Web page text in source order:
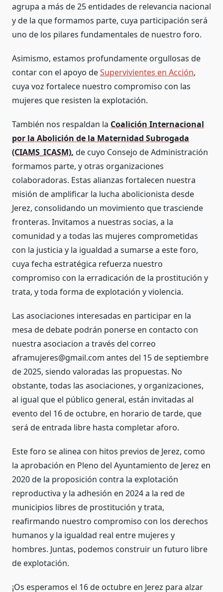
agrupa a más de 25 entidades de relevancia nacional
y de la que formamos parte, cuya participación será
uno de los pilares fundamentales de nuestro foro.
Asimismo, estamos profundamente orgullosas de
contar con el apoyo deSupervivientes en Acción,
cuya voz fortalece nuestro compromiso con las
mujeres que resisten la explotación.
También nos respaldan la Coalición Internacional
por la Abolición de la Maternidad Subrogada
(CIAMS_ICASM), de cuyo Consejo de Administración
formamos parte, y otras organizaciones
colaboradoras. Estas alianzas fortalecen nuestra
misión de amplificar la lucha abolicionista desde
Jerez, consolidando un movimiento que trasciende
fronteras. Invitamos a nuestras socias, a la
comunidad y a todas las mujeres comprometidas
con la justicia y la igualdad a sumarse a este foro,
cuya fecha estratégica refuerza nuestro
compromiso con la erradicación de la prostitución y
trata, y toda forma de explotación y violencia.
Las asociaciones interesadas en participar en la
mesa de debate podrán ponerse en contacto con
nuestra asociacion a través del correo
aframujeres@gmail.com antes del 15 de septiembre
de 2025, siendo valoradas las propuestas. No
obstante, todas las asociaciones, y organizaciones,
al igual que el público general, están invitadas al
evento del 16 de octubre, en horario de tarde, que
será de entrada libre hasta completar aforo.
Este foro se alinea con hitos previos de Jerez, como
la aprobación en Pleno del Ayuntamiento de Jerez en
2020 de la proposición contra la explotación
reproductiva y la adhesión en 2024 a la red de
municipios libres de prostitución y trata,
reafirmando nuestro compromiso con los derechos
humanos y la igualdad real entre mujeres y
hombres. Juntas, podemos construir un futuro libre
de explotación.
¡Os esperamos el 16 de octubre en Jerez para alzar